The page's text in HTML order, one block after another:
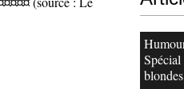
Spécial